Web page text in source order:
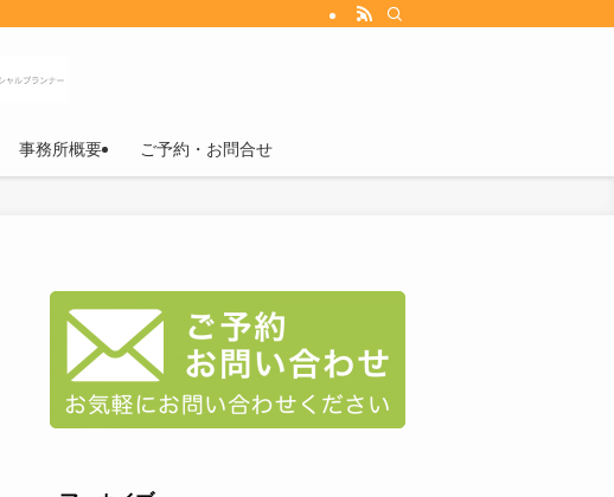
事務所概要 ご予約・お問合せ